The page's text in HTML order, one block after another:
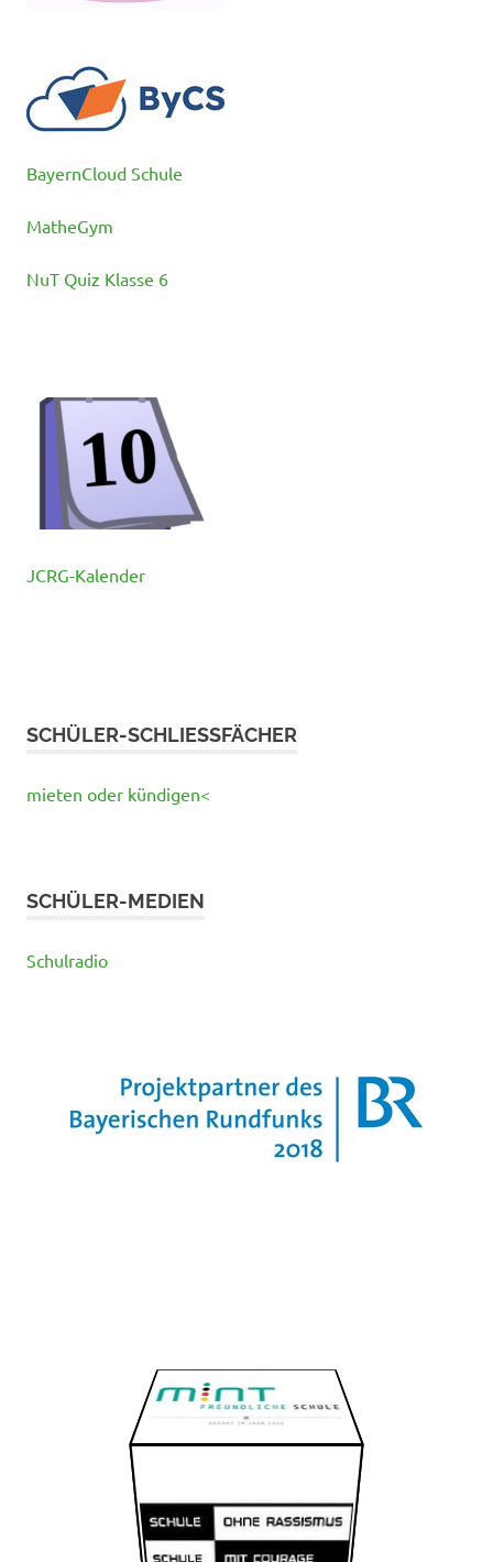
BayernCloud Schule
MatheGym
NuT Quiz Klasse 6
JCRG-Kalender
SCHÜLER-SCHLIESSFÄCHER
mieten oder kündigen<
SCHÜLER-MEDIEN
Schulradio